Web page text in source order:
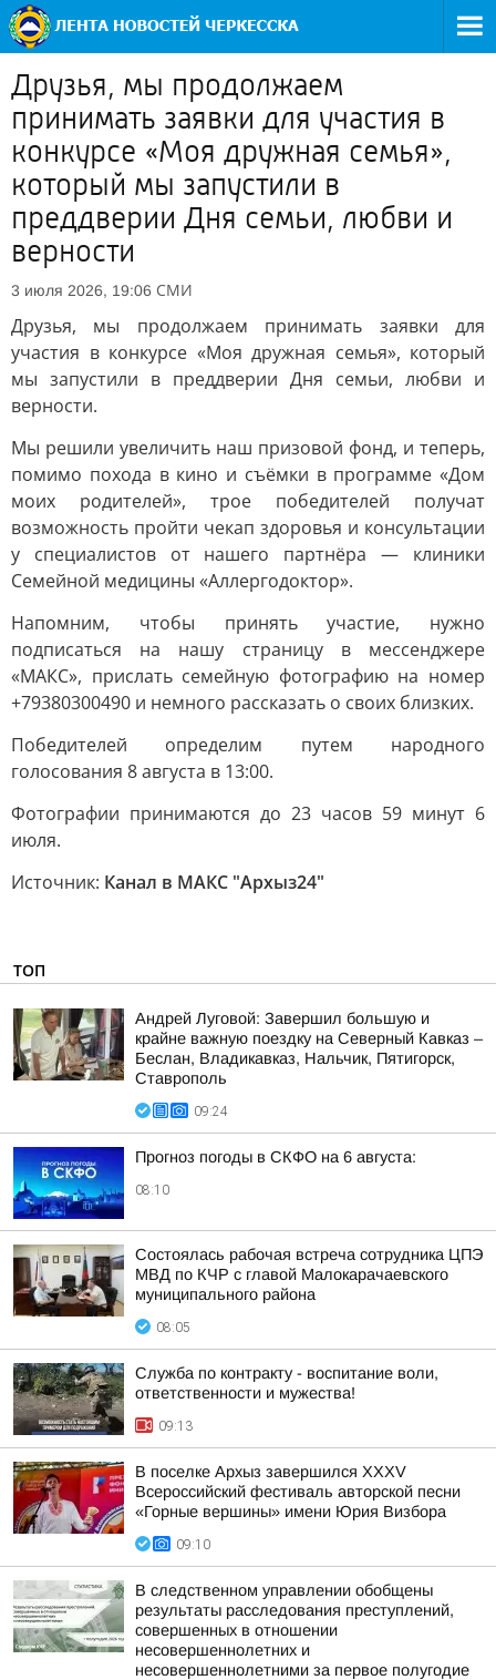
Друзья, мы продолжаем
принимать заявки для участия в
конкурсе «Моя дружная семья»,
который мы запустили в
преддверии Дня семьи, любви и
верности
3 июля 2026, 19:06 СМИ
Друзья, мы продолжаем принимать заявки для
участия в конкурсе «Моя дружная семья», который
мы запустили в преддверии Дня семьи, любви и
верности.
Мы решили увеличить наш призовой фонд, и теперь,
помимо похода в кино и съёмки в программе «Дом
моих родителей», трое победителей получат
возможность пройти чекап здоровья и консультации
у специалистов от нашего партнёра — клиники
Семейной медицины «Аллергодоктор».
Напомним, чтобы принять участие, нужно
подписаться на нашу страницу в мессенджере
«МАКС», прислать семейную фотографию на номер
+79380300490 и немного рассказать о своих близких.
Победителей определим путем народного
голосования 8 августа в 13:00.
Фотографии принимаются до 23 часов 59 минут 6
июля.
Источник: Канал в МАКС "Архыз24"
ТОП
Андрей Луговой: Завершил большую и
крайне важную поездку на Северный Кавказ –
Беслан, Владикавказ, Нальчик, Пятигорск,
Ставрополь
09:24
Прогноз погоды в СКФО на 6 августа:
08:10
Состоялась рабочая встреча сотрудника ЦПЭ
МВД по КЧР с главой Малокарачаевского
муниципального района
08:05
Служба по контракту - воспитание воли,
ответственности и мужества!
09:13
В поселке Архыз завершился XXXV
Всероссийский фестиваль авторской песни
«Горные вершины» имени Юрия Визбора
09:10
В следственном управлении обобщены
результаты расследования преступлений,
совершенных в отношении
несовершеннолетних и
несовершеннолетними за первое полугодие